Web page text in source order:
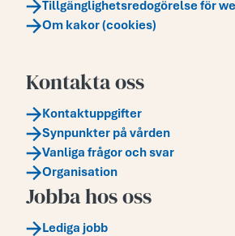
Tillgänglighetsredogörelse för
Om kakor (cookies)
Kontakta oss
Kontaktuppgifter
Synpunkter på vården
Vanliga frågor och svar
Organisation
Jobba hos oss
Lediga jobb